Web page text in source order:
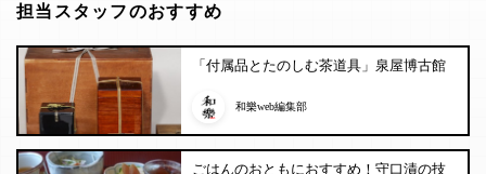
担当スタッフのおすすめ
「付属品とたのしむ茶道具」泉屋博古館
和樂web編集部
ごはんのおともにおすすめ！守口漬の技